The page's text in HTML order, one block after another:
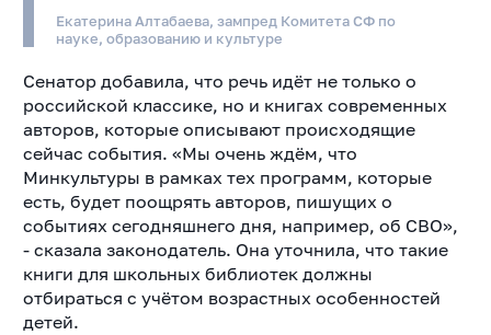
Екатерина Алтабаева, зампред Комитета СФ по
науке, образованию и культуре
Сенатор добавила, что речь идёт не только о
российской классике, но и книгах современных
авторов, которые описывают происходящие
сейчас события. «Мы очень ждём, что
Минкультуры в рамках тех программ, которые
есть, будет поощрять авторов, пишущих о
событиях сегодняшнего дня, например, об СВО»,
- сказала законодатель. Она уточнила, что такие
книги для школьных библиотек должны
отбираться с учётом возрастных особенностей
детей.